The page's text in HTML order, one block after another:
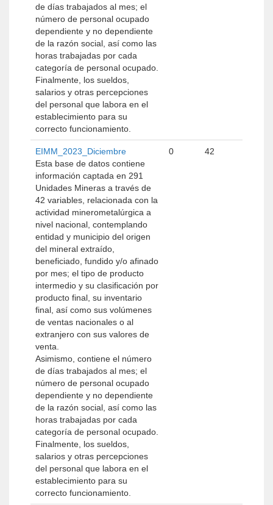
de días trabajados al mes; el
número de personal ocupado
dependiente y no dependiente
de la razón social, así como las
horas trabajadas por cada
categoría de personal ocupado.
Finalmente, los sueldos,
salarios y otras percepciones
del personal que labora en el
establecimiento para su
correcto funcionamiento.
EIMM_2023_Diciembre
Esta base de datos contiene
información captada en 291
Unidades Mineras a través de
42 variables, relacionada con la
actividad minerometalúrgica a
nivel nacional, contemplando
entidad y municipio del origen
del mineral extraído,
beneficiado, fundido y/o afinado
por mes; el tipo de producto
intermedio y su clasificación por
producto final, su inventario
final, así como sus volúmenes
de ventas nacionales o al
extranjero con sus valores de
venta.
Asimismo, contiene el número
de días trabajados al mes; el
número de personal ocupado
dependiente y no dependiente
de la razón social, así como las
horas trabajadas por cada
categoría de personal ocupado.
Finalmente, los sueldos,
salarios y otras percepciones
del personal que labora en el
establecimiento para su
correcto funcionamiento.
0 42